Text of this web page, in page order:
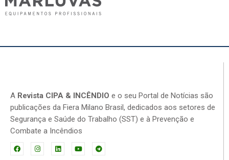
A Revista CIPA & INCÊNDIO e o seu Portal de Notícias são
publicações da Fiera Milano Brasil, dedicados aos setores de
Segurança e Saúde do Trabalho (SST) e à Prevenção e
Combate a Incêndios